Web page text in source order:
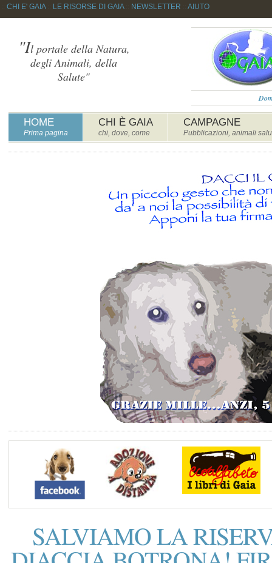
CHI E' GAIA:: LE RISORSE DI GAIA:: NEWSLETTER AIUTO
HOME
Prima pagina
CHI È GAIA
chi, dove, come
CAMPAGNE
Pubblicazioni, animali
"Il portale della Natura,
degli Animali, della
Salute"
SALVIAMO LA